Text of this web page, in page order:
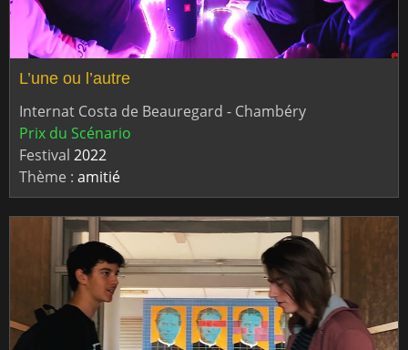
L’une ou l’autre
Internat Costa de Beauregard - Chambéry
Prix du Scénario
Festival 2022
Thème : amitié